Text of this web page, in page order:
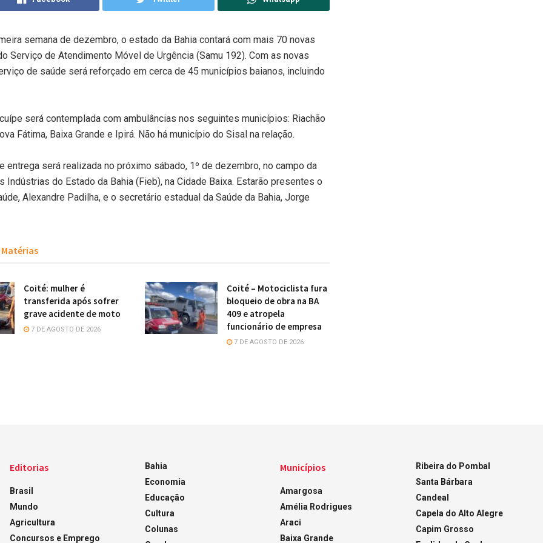
semana de dezembro, o estado da Bahia contará com mais 70 novas
Serviço de Atendimento Móvel de Urgência (Samu 192). Com as novas
de saúde será reforçado em cerca de 45 municípios baianos, incluindo
será contemplada com ambulâncias nos seguintes municípios: Riachão
Fátima, Baixa Grande e Ipirá. Não há município do Sisal na relação.
entrega será realizada no próximo sábado, 1º de dezembro, no campo da
Indústrias do Estado da Bahia (Fieb), na Cidade Baixa. Estarão presentes o
Alexandre Padilha, e o secretário estadual da Saúde da Bahia, Jorge
Matérias
Coité: mulher é
transferida após sofrer
grave acidente de moto
7 DE AGOSTO DE 2026
Coité – Motociclista fura
bloqueio de obra na BA
409 e atropela
funcionário de empresa
7 DE AGOSTO DE 2026
Editorias
Brasil
Mundo
Agricultura
Concursos e Emprego
Bahia
Economia
Educação
Cultura
Colunas
Municípios
Amargosa
Amélia Rodrigues
Araci
Baixa Grande
Ribeira do Pombal
Santa Bárbara
Candeal
Capela do Alto Alegre
Capim Grosso